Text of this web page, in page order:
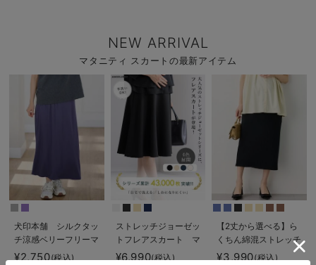
NEW ARRIVAL
マタニティ スカートの最新アイテム
犬印本舗 シルクタッ
チ涼感ベリーフリーマ
キシスカート マタニ
¥2,750(税込)
ストレッチジョーゼッ
トフレアスカート マ
タニティ・産後【出産
¥6,990(税込)
【2丈から選べる】ら
くちん綿混ストレッチ
リブナロースカート
¥3,990(税込)